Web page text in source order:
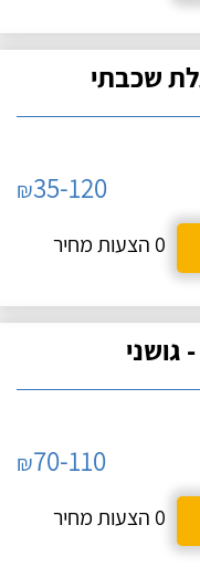
שכבתי
₪35-120
0 הצעות מחיר
₪70-110
0 הצעות מחיר